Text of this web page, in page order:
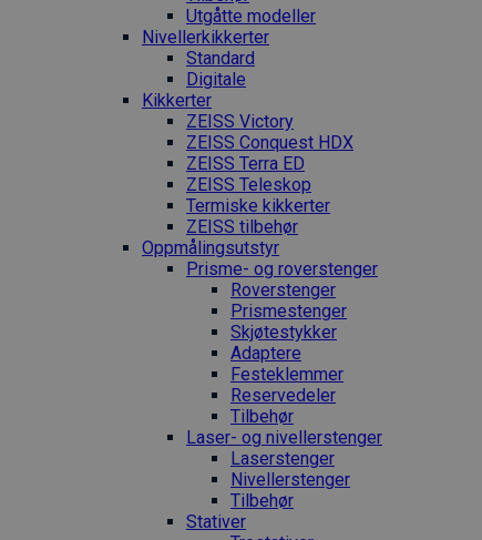
Utgåtte modeller
Nivellerkikkerter
Standard
Digitale
Kikkerter
ZEISS Victory
ZEISS Conquest HDX
ZEISS Terra ED
ZEISS Teleskop
Termiske kikkerter
ZEISS tilbehør
Oppmålings­utstyr
Prisme- og roverstenger
Roverstenger
Prismestenger
Skjøtestykker
Adaptere
Festeklemmer
Reservedeler
Tilbehør
Laser- og nivellerstenger
Laserstenger
Nivellerstenger
Tilbehør
Stativer